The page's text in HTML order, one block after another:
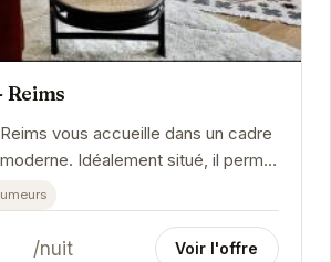
Reims
vous accueille dans un cadre
Idéalement situé, il permet
aux sites...
/nuit Voir l'offre